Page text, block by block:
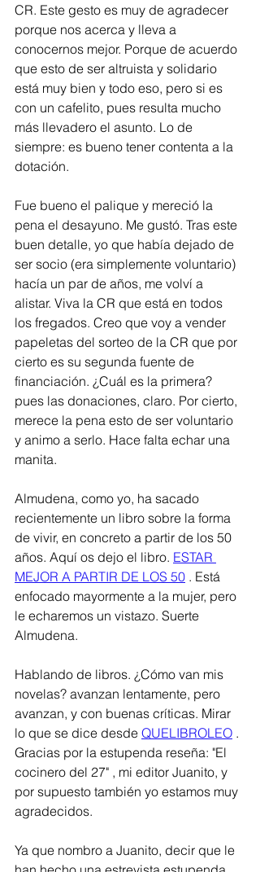
CR. Este gesto es muy de agradecer
porque nos acerca y lleva a
conocernos mejor. Porque de acuerdo
que esto de ser altruista y solidario
está muy bien y todo eso, pero si es
con un cafelito, pues resulta mucho
más llevadero el asunto. Lo de
siempre: es bueno tener contenta a la
dotación.
Fue bueno el palique y mereció la
pena el desayuno. Me gustó. Tras este
buen detalle, yo que había dejado de
ser socio (era simplemente voluntario)
hacía un par de años, me volví a
alistar. Viva la CR que está en todos
los fregados. Creo que voy a vender
papeletas del sorteo de la CR que por
cierto es su segunda fuente de
financiación. ¿Cuál es la primera?
pues las donaciones, claro. Por cierto,
merece la pena esto de ser voluntario
y animo a serlo. Hace falta echar una
manita.
Almudena, como yo, ha sacado
recientemente un libro sobre la forma
de vivir, en concreto a partir de los 50
años. Aquí os dejo el libro. ESTAR
MEJOR A PARTIR DE LOS 50 . Está
enfocado mayormente a la mujer, pero
le echaremos un vistazo. Suerte
Almudena.
Hablando de libros. ¿Cómo van mis
novelas? avanzan lentamente, pero
avanzan, y con buenas críticas. Mirar
lo que se dice desde QUELIBROLEO .
Gracias por la estupenda reseña: "El
cocinero del 27" , mi editor Juanito, y
por supuesto también yo estamos muy
agradecidos.
Ya que nombro a Juanito, decir que le